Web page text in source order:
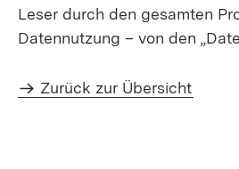
Leser durch den gesamten
Datennutzung – von den
Zurück zur Übersicht